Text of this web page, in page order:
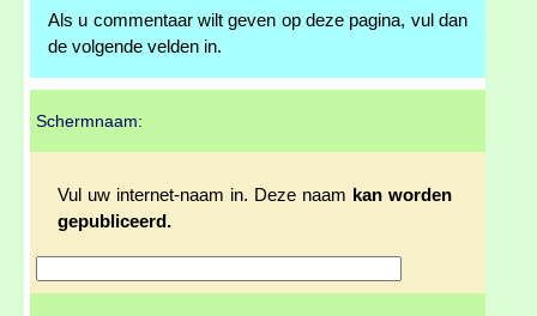
Als u commentaar wilt geven op deze pagina, vul dan
de volgende velden in.
Schermnaam:
Vul uw internet-naam in. Deze naam kan worden
gepubliceerd.